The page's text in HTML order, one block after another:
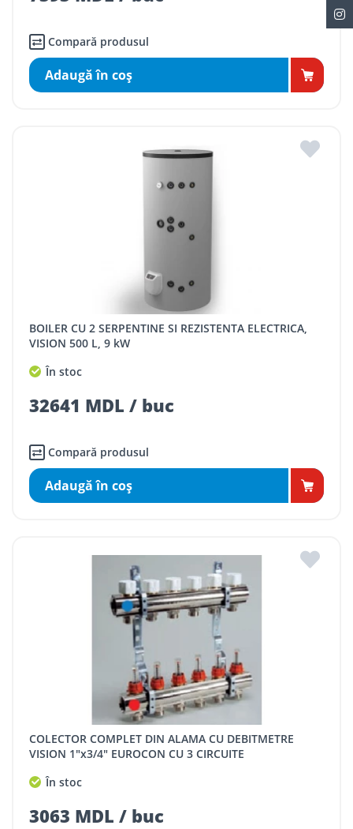
Compară produsul
Adaugă în coş
BOILER CU 2 SERPENTINE SI REZISTENTA ELECTRICA,
VISION 500 L, 9 kW
În stoc
32641 MDL / buc
Compară produsul
Adaugă în coş
COLECTOR COMPLET DIN ALAMA CU DEBITMETRE
VISION 1"x3/4" EUROCON CU 3 CIRCUITE
În stoc
3063 MDL / buc